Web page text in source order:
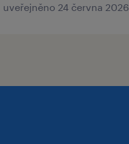
uveřejněno 24 června 2026